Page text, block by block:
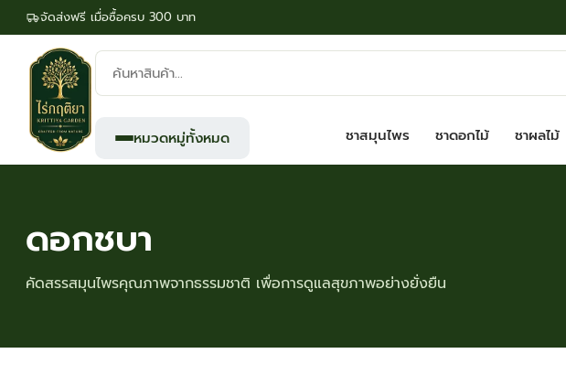
จัดส่งฟรี เมื่อซื้อครบ 300 บาท
ค้นหา
สินค้า:
หมวดหมู่ทั้งหมด ชาสมุนไพร ชาดอกไม้ ชาผลไม้
ดอกชบา
คัดสรรสมุนไพรคุณภาพจากธรรมชาติ เพื่อการดูแลสุขภาพอย่างยั่งยืน